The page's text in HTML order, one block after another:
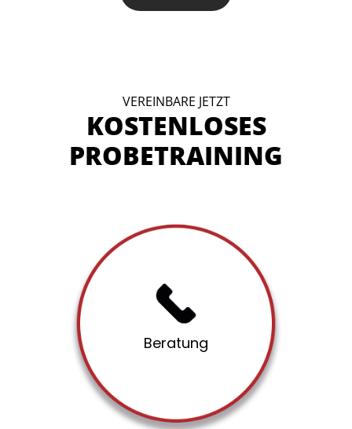
VEREINBARE JETZT
KOSTENLOSES
PROBETRAINING
Be­ra­tung
Per­sön­li­ches
Ein An­ruf ge­nügt – wir klä­ren
ren dein kos­ten­lo­ses Pro­be­